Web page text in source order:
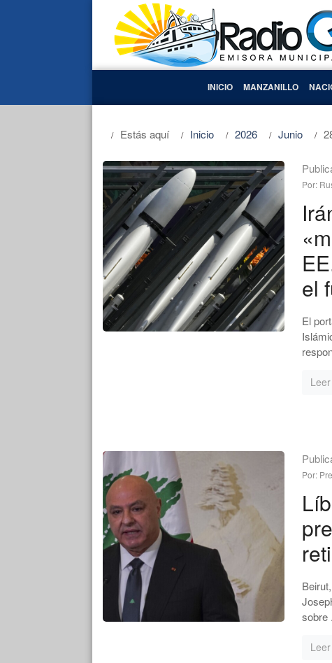
INICIO MANZANILLO
Estás aquí Inicio 2026 Junio
Por:
el
El
Leer
Por:
sobre
Leer